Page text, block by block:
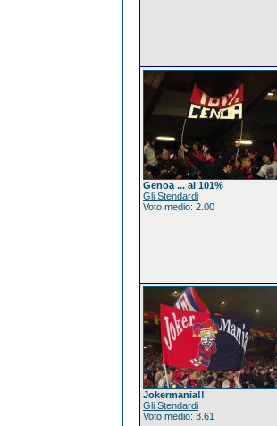
Genoa ... al 101%
Gli Stendardi
Voto medio: 2.00
Jokermania!!
Gli Stendardi
Voto medio: 3.61